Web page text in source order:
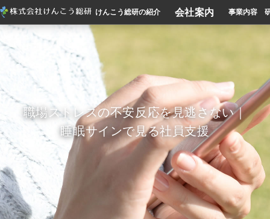
けんこう総研の紹介 会社案内 事業内容
職場ストレスの不安反応を見逃さない｜
睡眠サインで見る社員支援